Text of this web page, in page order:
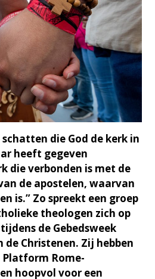
die God de kerk in
heeft gegeven
die verbonden is met de
de apostelen, waarvan
is.” Zo spreekt een groep
theologen zich op
de Gebedsweek
de Christenen. Zij hebben
Rome-
hoopvol voor een